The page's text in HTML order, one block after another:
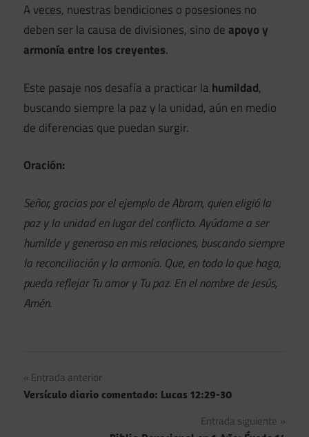
A veces, nuestras bendiciones o posesiones no
deben ser la causa de divisiones, sino deapoyo y
armonía entre los creyentes.
Este pasaje nos desafía a practicar la humildad,
buscando siempre la paz y la unidad, aún en medio
de diferencias que puedan surgir.
Oración:
Señor, gracias por el ejemplo de Abram, quien eligió la
paz y la unidad en lugar del conflicto. Ayúdame a ser
humilde y generoso en mis relaciones, buscando siempre
la reconciliación y la armonía. Que, en todo lo que haga,
pueda reflejar Tu amor y Tu paz. En el nombre de Jesús,
Amén.
Navegación
de
Entrada anterior
Versículo diario comentado: Lucas 12:29-30
Entrada siguiente